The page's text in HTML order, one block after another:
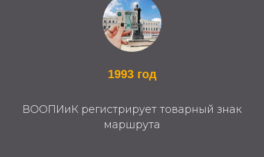
1993 год
ВООПИиК регистрирует товарный знак
маршрута